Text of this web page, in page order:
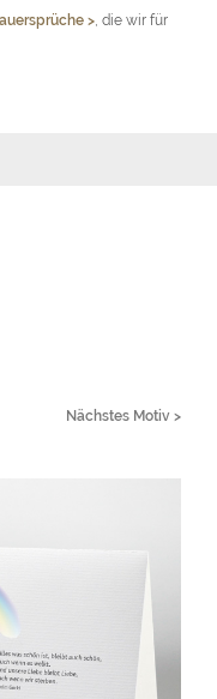
>, die wir für
Nächstes Motiv >